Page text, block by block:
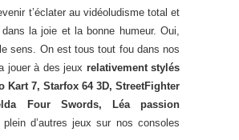
t’éclater au vidéoludisme total et
la joie et la bonne humeur. Oui,
sens. On est tous tout fou dans nos
jouer à des jeux relativement stylés
Kart 7, Starfox 64 3D, StreetFighter
Four Swords, Léa passion
d’autres jeux sur nos consoles